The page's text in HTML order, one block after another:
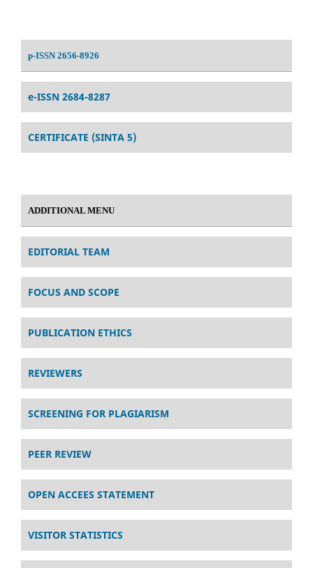
p-ISSN 2656-8926
e-ISSN 2684-8287
CERTIFICATE (SINTA 5)
ADDITIONAL MENU
EDITORIAL TEAM
FOCUS AND SCOPE
PUBLICATION ETHICS
REVIEWERS
SCREENING FOR PLAGIARISM
PEER REVIEW
OPEN ACCEES STATEMENT
VISITOR STATISTICS